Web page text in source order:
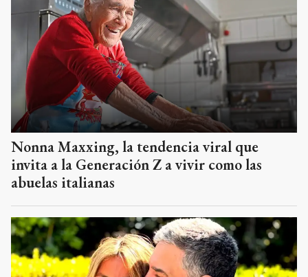
Nonna Maxxing, la tendencia viral que
invita a la Generación Z a vivir como las
abuelas italianas